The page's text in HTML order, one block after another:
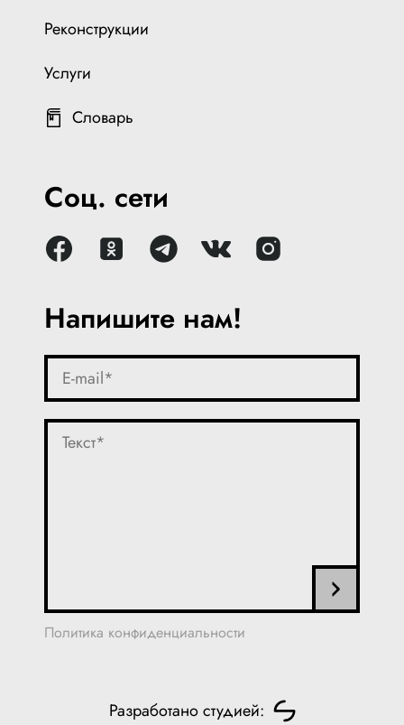
Напишите нам!
Политика конфиденциальности
Реконструкции
Услуги
Словарь
Соц. сети
Разработано студией: